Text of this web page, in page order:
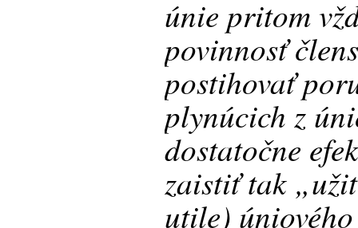
únie pritom
povinnosť
postihovať
plynúcich z
dostatočne
zaistiť tak
utile)